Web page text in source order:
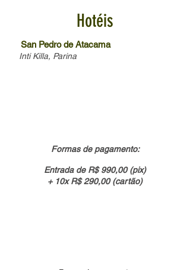
Hotéis
San Pedro de Atacama
Inti Killa, Parina
Formas de pagamento:
Entrada de R$ 990,00 (pix)
+ 10x R$ 290,00 (cartão)